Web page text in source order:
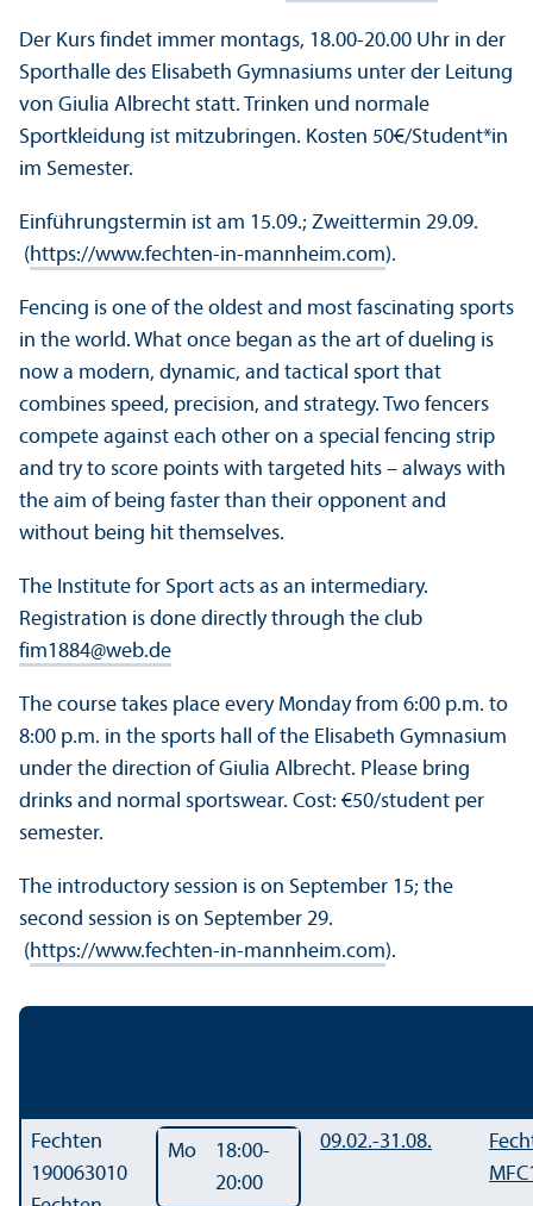
Der Kurs findet immer montags, 18.00-20.00 Uhr in der
Sporthalle des Elisabeth Gymnasiums unter der Leitung
von Giulia Albrecht statt. Trinken und normale
Sportkleidung ist mitzubringen. Kosten 50€/Student*in
im Semester.
Einführungstermin ist am 15.09.; Zweittermin 29.09.
(https://www.fechten-in-mannheim.com).
Fencing is one of the oldest and most fascinating sports
in the world. What once began as the art of dueling is
now a modern, dynamic, and tactical sport that
combines speed, precision, and strategy. Two fencers
compete against each other on a special fencing strip
and try to score points with targeted hits – always with
the aim of being faster than their opponent and
without being hit themselves.
The Institute for Sport acts as an intermediary.
Registration is done directly through the club
fim1884@web.de
The course takes place every Monday from 6:00 p.m. to
8:00 p.m. in the sports hall of the Elisabeth Gymnasium
under the direction of Giulia Albrecht. Please bring
drinks and normal sportswear. Cost: €50/student per
semester.
The introductory session is on September 15; the
second session is on September 29.
(https://www.fechten-in-mannheim.com).
Fechten
190063010
Mo
18:00-
20:00
09.02.-31.08.